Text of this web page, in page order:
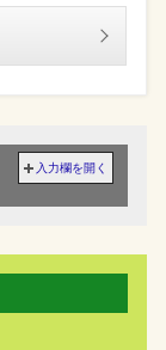
入力欄を開く